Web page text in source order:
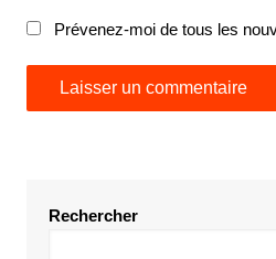
Prévenez-moi de tous les
Rechercher